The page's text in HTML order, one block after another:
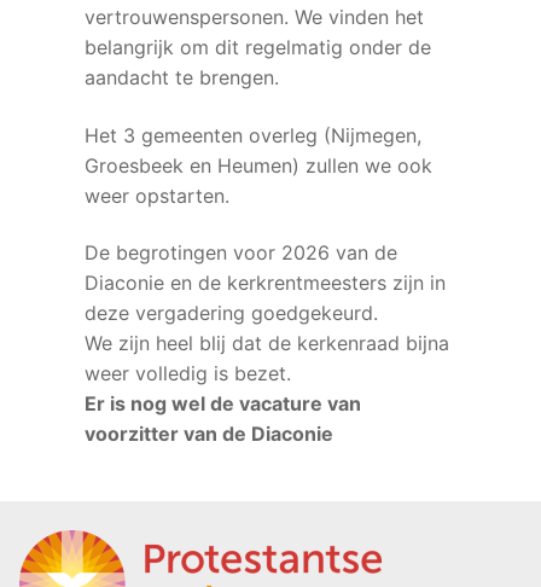
vertrouwenspersonen. We vinden het
belangrijk om dit regelmatig onder de
aandacht te brengen.
Het 3 gemeenten overleg (Nijmegen,
Groesbeek en Heumen) zullen we ook
weer opstarten.
De begrotingen voor 2026 van de
Diaconie en de kerkrentmeesters zijn in
deze vergadering goedgekeurd.
We zijn heel blij dat de kerkenraad bijna
weer volledig is bezet.
Er is nog wel de vacature van
voorzitter van de Diaconie